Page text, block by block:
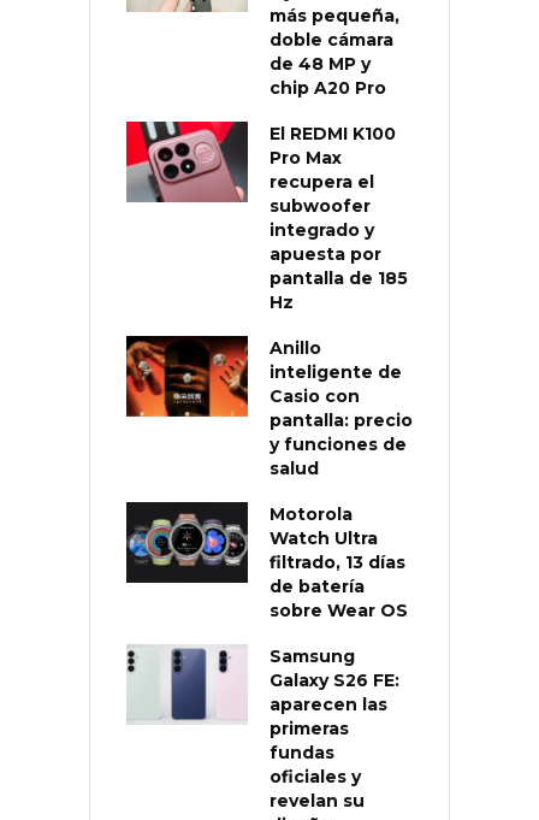
más pequeña,
doble cámara
de 48 MP y
chip A20 Pro
El REDMI K100
Pro Max
recupera el
subwoofer
integrado y
apuesta por
pantalla de 185
Hz
Anillo
inteligente de
Casio con
pantalla: precio
y funciones de
salud
Motorola
Watch Ultra
filtrado, 13 días
de batería
sobre Wear OS
Samsung
Galaxy S26 FE:
aparecen las
primeras
fundas
oficiales y
revelan su